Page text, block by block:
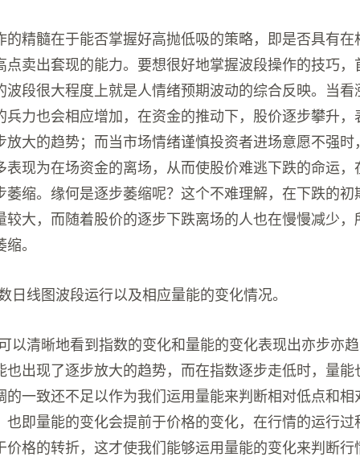
的精髓在于能否掌握好高抛低吸的策略，即是否具有在
点卖出套现的能力。要想很好地掌握波段操作的技巧，
波段很大程度上就是人情绪预期波动的综合反映。当看
兵力也会相应增加，在资金的推动下，股价逐步攀升，
放大的趋势；而当市场情绪谨慎投资者进场意愿不强时
表现为在场资金的离场，从而使股价难逃下跌的命运，
萎缩。缘何是逐步萎缩呢？这个不难理解，在下跌的初
较大，而随着股价的逐步下跌离场的人也在慢慢减少，
。
日线图波段运行以及相应量能的变化情况。
以清晰地看到指数的变化和量能的变化表现出亦步亦
也出现了逐步放大的趋势，而在指数逐步走低时，量能
的一致还不足以作为我们运用量能来判断相对低点和相
也即量能的变化会提前于价格的变化，在行情的运行过
价格的转折，这才使我们能够运用量能的变化来判断行